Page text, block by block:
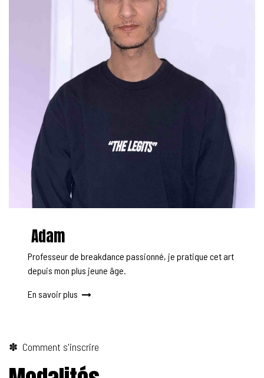
Adam
Professeur de breakdance passionné, je pratique cet art
depuis mon plus jeune âge.
En savoir plus
✽ Comment s'inscrire